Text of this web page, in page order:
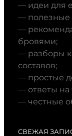
— идеи для
— полезные
—
бровями;
— разборы
составов;
— простые
— ответы на
— честные
СВЕЖАЯ